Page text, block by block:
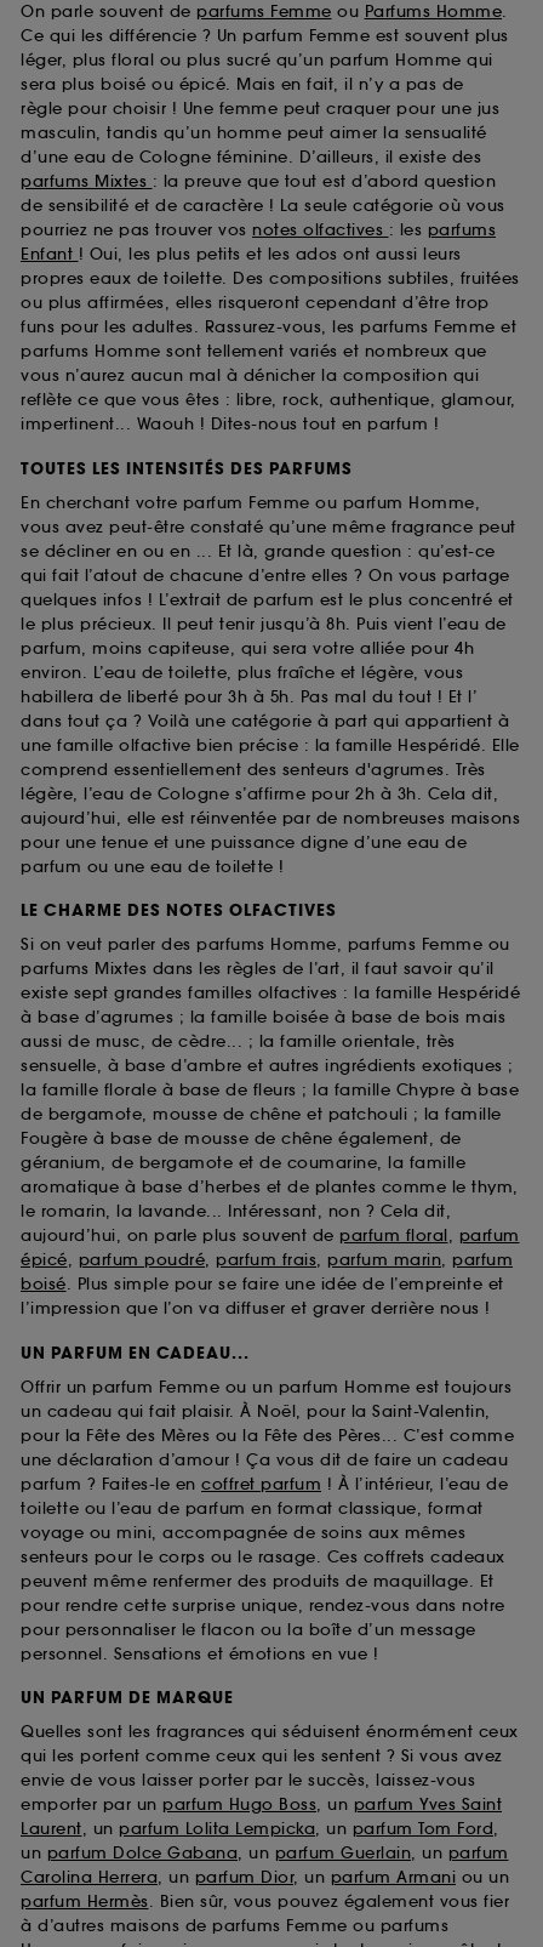
On parle souvent de parfums Femme ou Parfums Homme.
Ce qui les différencie ? Un parfum Femme est souvent plus
léger, plus floral ou plus sucré qu’un parfum Homme qui
sera plus boisé ou épicé. Mais en fait, il n’y a pas de
règle pour choisir ! Une femme peut craquer pour une jus
masculin, tandis qu’un homme peut aimer la sensualité
d’une eau de Cologne féminine. D’ailleurs, il existe des
parfums Mixtes : la preuve que tout est d’abord question
de sensibilité et de caractère ! La seule catégorie où vous
pourriez ne pas trouver vos notes olfactives : les parfums
Enfant ! Oui, les plus petits et les ados ont aussi leurs
propres eaux de toilette. Des compositions subtiles, fruitées
ou plus affirmées, elles risqueront cependant d’être trop
funs pour les adultes. Rassurez-vous, les parfums Femme et
parfums Homme sont tellement variés et nombreux que
vous n’aurez aucun mal à dénicher la composition qui
reflète ce que vous êtes : libre, rock, authentique, glamour,
impertinent... Waouh ! Dites-nous tout en parfum !
TOUTES LES INTENSITÉS DES PARFUMS
En cherchant votre parfum Femme ou parfum Homme,
vous avez peut-être constaté qu’une même fragrance peut
se décliner en ou en ... Et là, grande question : qu’est-ce
qui fait l’atout de chacune d’entre elles ? On vous partage
quelques infos ! L’extrait de parfum est le plus concentré et
le plus précieux. Il peut tenir jusqu’à 8h. Puis vient l’eau de
parfum, moins capiteuse, qui sera votre alliée pour 4h
environ. L’eau de toilette, plus fraîche et légère, vous
habillera de liberté pour 3h à 5h. Pas mal du tout ! Et l’
dans tout ça ? Voilà une catégorie à part qui appartient à
une famille olfactive bien précise : la famille Hespéridé. Elle
comprend essentiellement des senteurs d'agrumes. Très
légère, l’eau de Cologne s’affirme pour 2h à 3h. Cela dit,
aujourd’hui, elle est réinventée par de nombreuses maisons
pour une tenue et une puissance digne d’une eau de
parfum ou une eau de toilette !
LE CHARME DES NOTES OLFACTIVES
Si on veut parler des parfums Homme, parfums Femme ou
parfums Mixtes dans les règles de l’art, il faut savoir qu’il
existe sept grandes familles olfactives : la famille Hespéridé
à base d’agrumes ; la famille boisée à base de bois mais
aussi de musc, de cèdre... ; la famille orientale, très
sensuelle, à base d’ambre et autres ingrédients exotiques ;
la famille florale à base de fleurs ; la famille Chypre à base
de bergamote, mousse de chêne et patchouli ; la famille
Fougère à base de mousse de chêne également, de
géranium, de bergamote et de coumarine, la famille
aromatique à base d’herbes et de plantes comme le thym,
le romarin, la lavande... Intéressant, non ? Cela dit,
aujourd’hui, on parle plus souvent de parfum floral, parfum
épicé, parfum poudré, parfum frais, parfum marin, parfum
boisé. Plus simple pour se faire une idée de l’empreinte et
l’impression que l’on va diffuser et graver derrière nous !
UN PARFUM EN CADEAU...
Offrir un parfum Femme ou un parfum Homme est toujours
un cadeau qui fait plaisir. À Noël, pour la Saint-Valentin,
pour la Fête des Mères ou la Fête des Pères... C’est comme
une déclaration d’amour ! Ça vous dit de faire un cadeau
parfum ? Faites-le en coffret parfum ! À l’intérieur, l’eau de
toilette ou l’eau de parfum en format classique, format
voyage ou mini, accompagnée de soins aux mêmes
senteurs pour le corps ou le rasage. Ces coffrets cadeaux
peuvent même renfermer des produits de maquillage. Et
pour rendre cette surprise unique, rendez-vous dans notre
pour personnaliser le flacon ou la boîte d’un message
personnel. Sensations et émotions en vue !
UN PARFUM DE MARQUE
Quelles sont les fragrances qui séduisent énormément ceux
qui les portent comme ceux qui les sentent ? Si vous avez
envie de vous laisser porter par le succès, laissez-vous
emporter par un parfum Hugo Boss, un parfum Yves Saint
Laurent, un parfum Lolita Lempicka, un parfum Tom Ford,
un parfum Dolce Gabana, un parfum Guerlain, un parfum
Carolina Herrera, un parfum Dior, un parfum Armani ou un
parfum Hermès. Bien sûr, vous pouvez également vous fier
à d’autres maisons de parfums Femme ou parfums